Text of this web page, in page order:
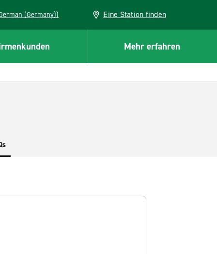
(German (Germany)) Eine Station finden
Mehr erfahren